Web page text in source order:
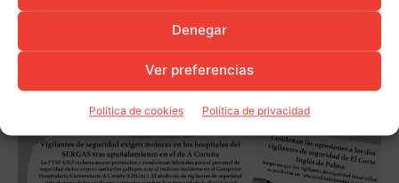
Denegar
Ver preferencias
Política de cookies Política de privacidad